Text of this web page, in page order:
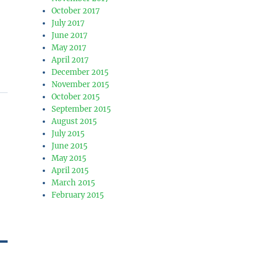
October 2017
July 2017
June 2017
May 2017
April 2017
December 2015
November 2015
October 2015
September 2015
August 2015
July 2015
June 2015
May 2015
April 2015
March 2015
February 2015